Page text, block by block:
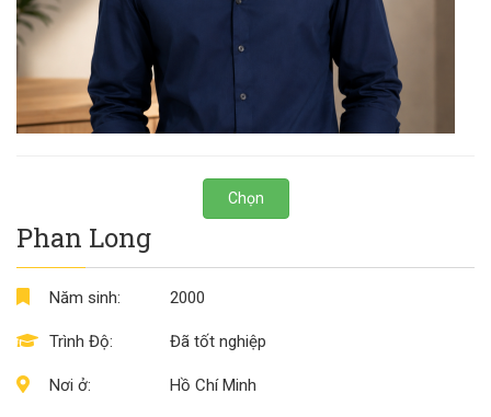
Chọn
Phan Long
Năm sinh:
Trình Độ:
Nơi ở:
2000
Đã tốt nghiệp
Hồ Chí Minh